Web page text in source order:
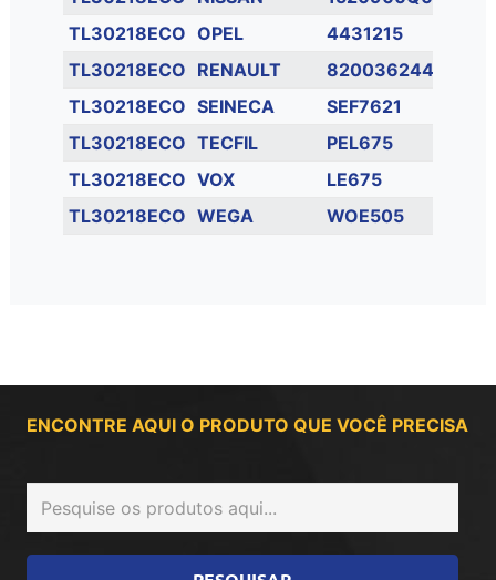
TL30218ECO OPEL
4431215
TL30218ECO RENAULT
8200362442
TL30218ECO SEINECA
SEF7621
TL30218ECO TECFIL
PEL675
TL30218ECO VOX
LE675
TL30218ECO WEGA WOE505
ENCONTRE AQUI O PRODUTO QUE VOCÊ PRECISA